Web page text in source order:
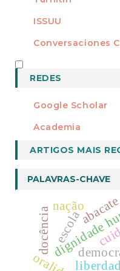
ISSUU
Conversaciones
REDES
Google Scholar
Academia
ARTIGOS MAIS
PALAVRAS-CHAVE
dignidade
docência escola
nação